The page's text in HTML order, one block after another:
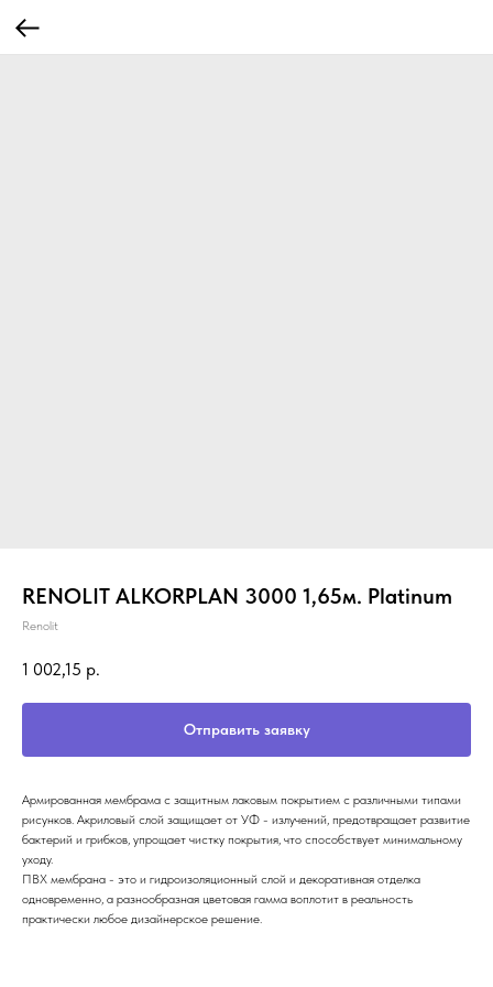
RENOLIT ALKORPLAN 3000 1,65м. Platinum
Renolit
1 002,15 р.
Отправить заявку
Армированная мембрама с защитным лаковым покрытием с различными типами
рисунков. Акриловый слой защищает от УФ - излучений, предотвращает развитие
бактерий и грибков, упрощает чистку покрытия, что способствует минимальному
уходу.
ПВХ мембрана - это и гидроизоляционный слой и декоративная отделка
одновременно, а разнообразная цветовая гамма воплотит в реальность
практически любое дизайнерское решение.